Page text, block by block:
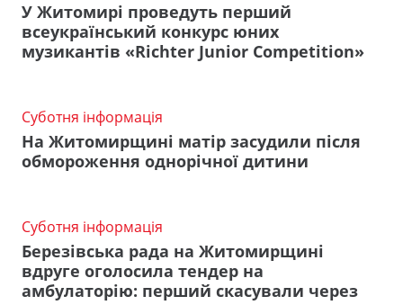
У Житомирі проведуть перший
всеукраїнський конкурс юних
музикантів «Richter Junior Competition»
Суботня інформація
На Житомирщині матір засудили після
обмороження однорічної дитини
Суботня інформація
Березівська рада на Житомирщині
вдруге оголосила тендер на
амбулаторію: перший скасували через